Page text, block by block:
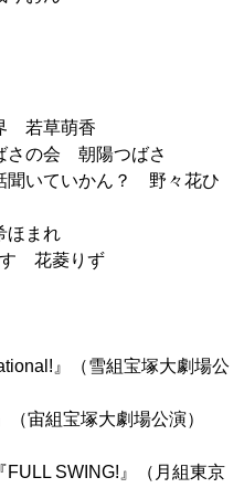
若草萌香
さの会 朝陽つばさ
聞いていかん？ 野々花ひ
ほまれ
す 花菱りず
』（雪組宝塚大劇場公
（宙組宝塚大劇場公演）
FULL SWING!』（月組東京